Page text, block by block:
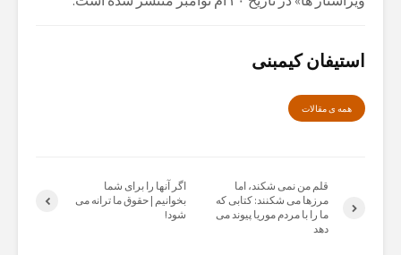
استیفان کیمبنی
همە ی مقالات
اگر آنها را برای شما
بخوانیم | حقوق ما ترانه می
شود!
قلم من نمی شکند، اما
مرزها می شکنند: کتابی که
ما را با مردم موریا پیوند می
دهد